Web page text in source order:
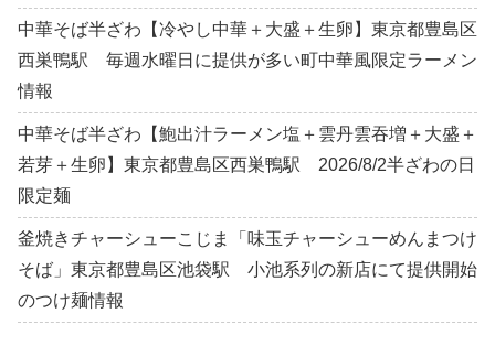
中華そば半ざわ【冷やし中華＋大盛＋生卵】東京都豊島区
西巣鴨駅 毎週水曜日に提供が多い町中華風限定ラーメン
情報
中華そば半ざわ【鮑出汁ラーメン塩＋雲丹雲吞増＋大盛＋
若芽＋生卵】東京都豊島区西巣鴨駅 2026/8/2半ざわの日
限定麺
釜焼きチャーシューこじま「味玉チャーシューめんまつけ
そば」東京都豊島区池袋駅 小池系列の新店にて提供開始
のつけ麺情報